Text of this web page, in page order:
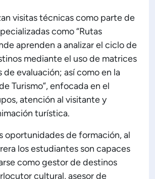
visitas técnicas como parte de
como “Rutas
aprenden a analizar el ciclo de
mediante el uso de matrices
de evaluación; así como en la
Turismo”, enfocada en el
atención al visitante y
turística.
oportunidades de formación, al
los estudiantes son capaces
como gestor de destinos
cultural, asesor de